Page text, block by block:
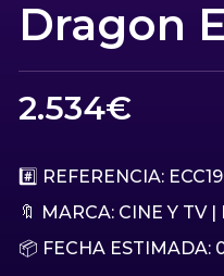
Dragon
2.534€
#️⃣ REFERENCIA:
🔖 MARCA: CINE Y TV|
📦 FECHA ESTIMADA: